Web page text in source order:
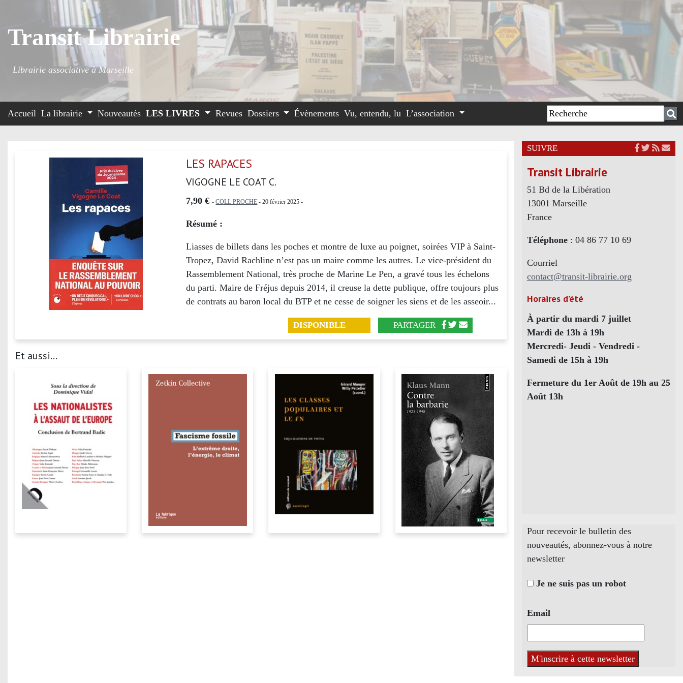
Transit Librairie
Librairie associative à Marseille
Accueil La librairie Nouveautés LES LIVRES Revues Dossiers Évènements Vu, entendu, lu L’association
LES RAPACES
VIGOGNE LE COAT C.
7,90 € -COLL PROCHE - 20 février 2025 -
Résumé :
Liasses de billets dans les poches et montre de luxe au poignet, soirées VIP à Saint-
Tropez, David Rachline n’est pas un maire comme les autres. Le vice-président du
Rassemblement National, très proche de Marine Le Pen, a gravé tous les échelons
du parti. Maire de Fréjus depuis 2014, il creuse la dette publique, offre toujours plus
de contrats au baron local du BTP et ne cesse de soigner les siens et de les asseoir...
DISPONIBLE PARTAGER
Et aussi...
SUIVRE
Transit Librairie
51 Bd de la Libération
13001 Marseille
France
Téléphone: 04 86 77 10 69
Courriel
contact@transit-librairie.org
Horaires d’été
À partir du mardi 7 juillet
Mardi de 13h à 19h
Mercredi- Jeudi - Vendredi -
Samedi de 15h à 19h
Fermeture du 1er Août de 19h au 25
Août 13h
Pour recevoir le bulletin des
nouveautés, abonnez-vous à notre
newsletter
Je ne suis pas un robot
Email